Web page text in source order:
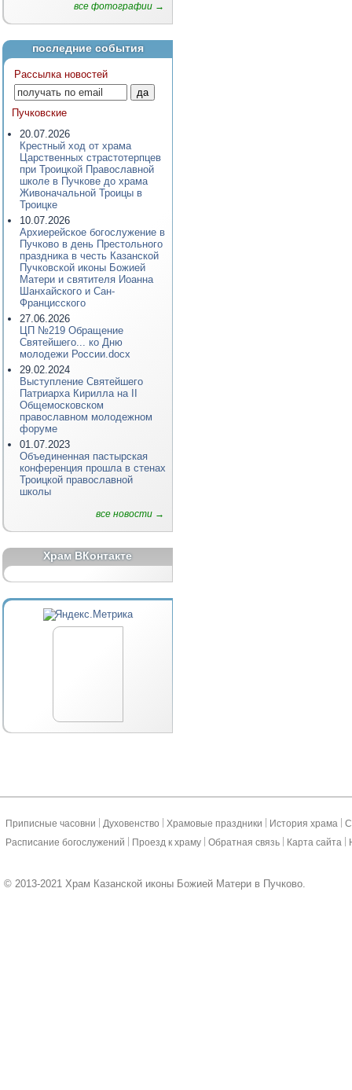
все фотографии →
последние события
Рассылка новостей
Пучковские
20.07.2026
Крестный ход от храма
Царственных страстотерпцев
при Троицкой Православной
школе в Пучкове до храма
Живоначальной Троицы в
Троицке
10.07.2026
Архиерейское богослужение в
Пучково в день Престольного
праздника в честь Казанской
Пучковской иконы Божией
Матери и святителя Иоанна
Шанхайского и Сан-
Францисского
27.06.2026
ЦП №219 Обращение
Святейшего... ко Дню
молодежи России.docx
29.02.2024
Выступление Святейшего
Патриарха Кирилла на II
Общемосковском
православном молодежном
форуме
01.07.2023
Объединенная пастырская
конференция прошла в стенах
Троицкой православной
школы
все новости →
Храм ВКонтакте
Приписные часовни Духовенство Храмовые праздники История храма
Расписание богослужений
Проезд к храму Обратная связь Карта сайта
© 2013-2021 Храм Казанской иконы Божией Матери в Пучково.